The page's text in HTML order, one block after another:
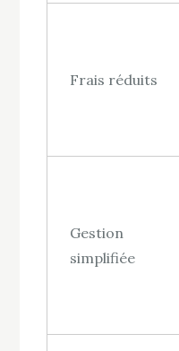
Frais réduits
Gestion
simplifiée